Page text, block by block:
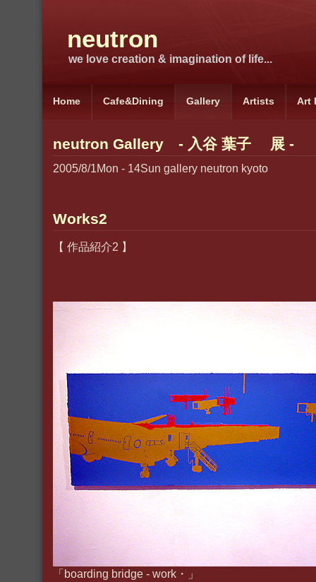
neutron
we love creation & imagination of life...
Home Cafe&Dining Gallery Artists Art
neutron Gallery - 入谷 葉子 展 -
2005/8/1Mon - 14Sun gallery neutron kyoto
Works2
【 作品紹介2 】
「boarding bridge - work・」